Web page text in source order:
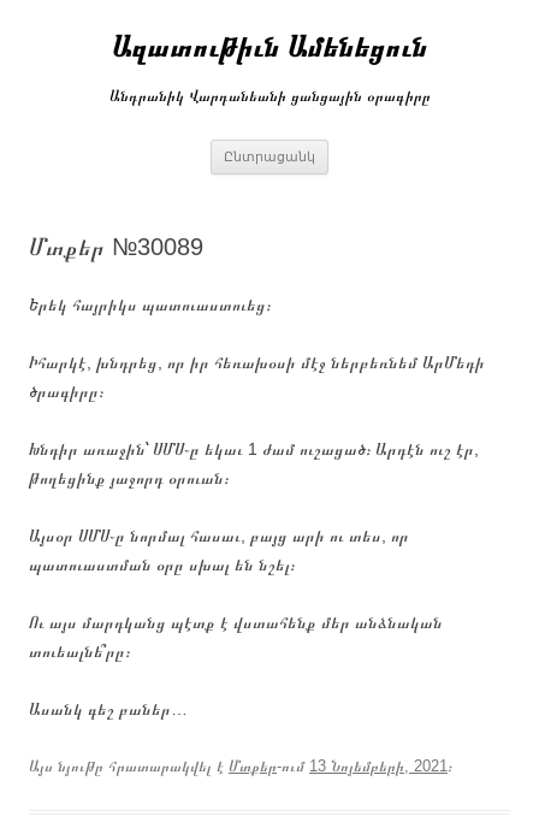
Ազատութիւն Ամենեցուն
Անդրանիկ Վարդանեանի ցանցային օրագիրը
Ընտրացանկ
Մտքեր №30089
Երեկ հայրիկս պատուաստուեց։
Իհարկէ, խնդրեց, որ իր հեռախօսի մէջ ներբեռնեմ ԱրՄեդի
ծրագիրը։
Խնդիր առաջին՝ ՍՄՍ֊ը եկաւ 1 ժամ ուշացած։ Արդէն ուշ էր,
թողեցինք յաջորդ օրուան։
Այսօր ՍՄՍ֊ը նորմալ հասաւ, բայց արի ու տես, որ
պատուաստման օրը սխալ են նշել։
Ու այս մարդկանց պէտք է վստահենք մեր անձնական
տուեալնե՞րը։
Ասանկ գեշ բաներ…
Այս նյութը հրատարակվել է Մտքեր-ում 13 Նոյեմբերի, 2021։